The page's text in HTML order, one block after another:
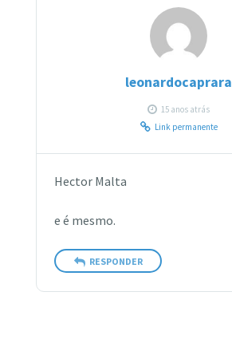
leonardocaprara
15 anos atrás
Link permanente
Hector Malta
e é mesmo.
RESPONDER